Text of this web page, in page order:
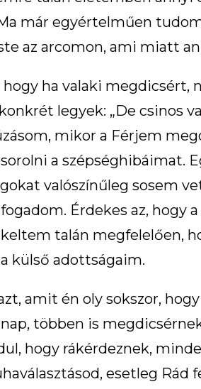
már egyértelműen
az arcomon, ami miatt
hogy ha valaki
legyek: „De csinos
mikor a Férjem
a szépséghibáimat.
valószínűleg sosem
Érdekes az, hogy
talán megfelelően,
külső adottságaim.
amit én oly sokszor,
többen is
hogy rákérdeznek,
esetleg